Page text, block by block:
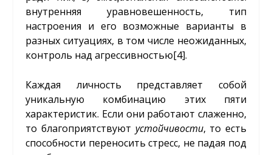
внутренняя уравновешенность, тип
настроения и его возможные варианты в
разных ситуациях, в том числе неожиданных,
контроль над агрессивностью[4].
Каждая личность представляет собой
уникальную комбинацию этих пяти
характеристик. Если они работают слаженно,
то благоприятствуют устойчивости, то есть
способности переносить стресс, не падая под